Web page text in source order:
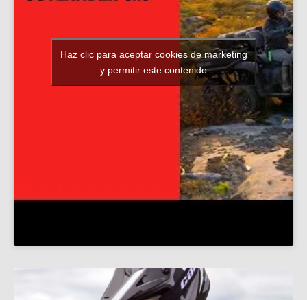
Haz clic para aceptar cookies de marketing
y permitir este contenido